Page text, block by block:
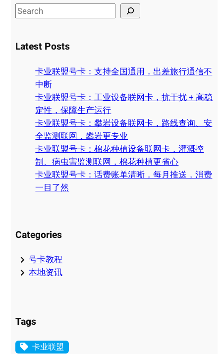
S
e
r
Latest Posts
卡业联盟号卡：支持全国通用，出差旅行通信不
中断
卡业联盟号卡：工业设备联网卡，抗干扰 + 高稳
定性，保障生产运行
卡业联盟号卡：攀岩设备联网卡，路线查询、安
全监测联网，攀岩更专业
卡业联盟号卡：棉花种植设备联网卡，灌溉控
制、病虫害监测联网，棉花种植更省心
卡业联盟号卡：话费账单清晰，每月推送，消费
一目了然
Categories
号卡教程
本地资讯
Tags
卡业联盟